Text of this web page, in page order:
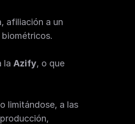
afiliación a un
la Azify, o que
limitándose, a las